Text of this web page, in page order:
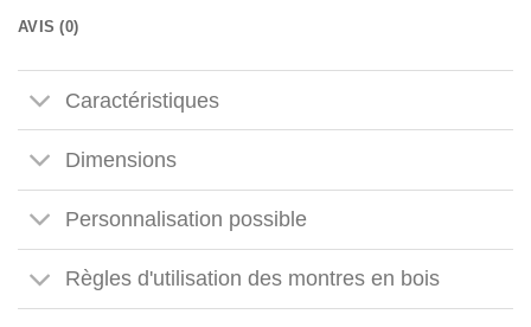
AVIS (0)
Caractéristiques
Dimensions
Personnalisation possible
Règles d'utilisation des montres en bois